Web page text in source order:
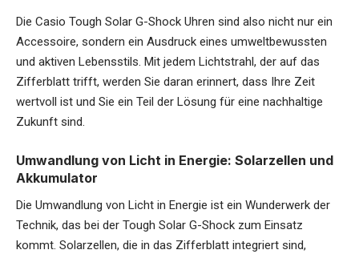
Die Casio Tough Solar G-Shock Uhren sind also nicht nur ein
Accessoire, sondern ein Ausdruck eines umweltbewussten
und aktiven Lebensstils. Mit jedem Lichtstrahl, der auf das
Zifferblatt trifft, werden Sie daran erinnert, dass Ihre Zeit
wertvoll ist und Sie ein Teil der Lösung für eine nachhaltige
Zukunft sind.
Umwandlung von Licht in Energie: Solarzellen und
Akkumulator
Die Umwandlung von Licht in Energie ist ein Wunderwerk der
Technik, das bei der Tough Solar G-Shock zum Einsatz
kommt. Solarzellen, die in das Zifferblatt integriert sind,